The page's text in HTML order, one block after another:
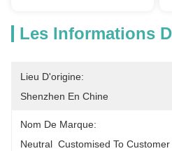
Les Informations
Lieu D'origine:
Shenzhen En Chine
Nom De Marque:
Neutral  Customised To